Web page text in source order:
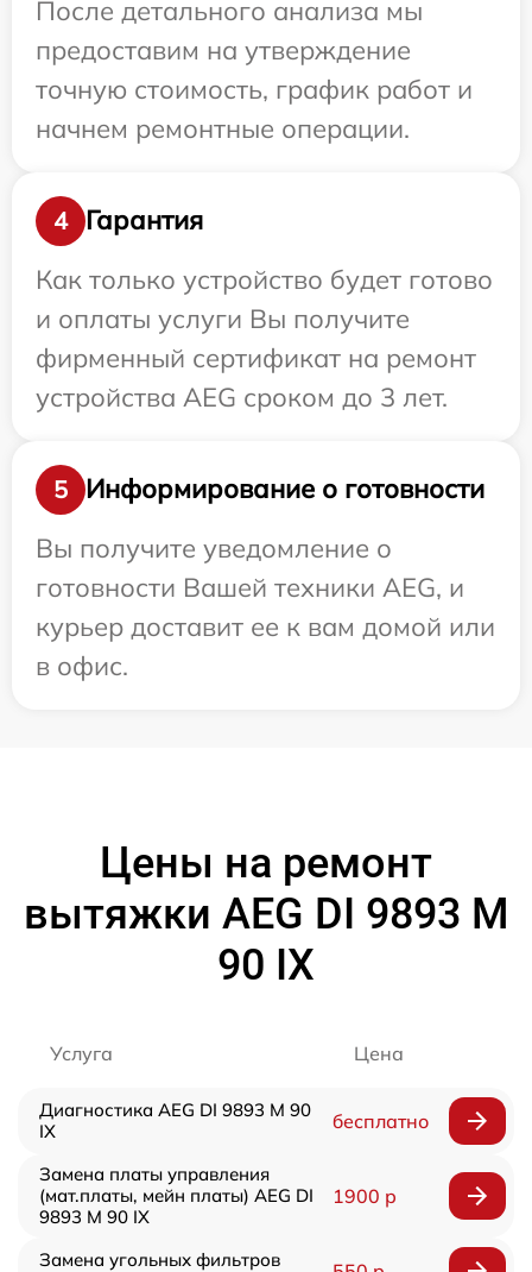
После детального анализа мы
предоставим на утверждение
точную стоимость, график работ и
начнем ремонтные операции.
4
Гарантия
Как только устройство будет готово
и оплаты услуги Вы получите
фирменный сертификат на ремонт
устройства AEG сроком до 3 лет.
5
Информирование о готовности
Вы получите уведомление о
готовности Вашей техники AEG, и
курьер доставит ее к вам домой или
в офис.
Цены на ремонт
вытяжки AEG DI 9893 M
90 IX
Услуга Цена
Диагностика AEG DI 9893 M 90
IX
бесплатно
Замена платы управления
(мат.платы, мейн платы) AEG DI
9893 M 90 IX
1900 р
Замена угольных фильтров